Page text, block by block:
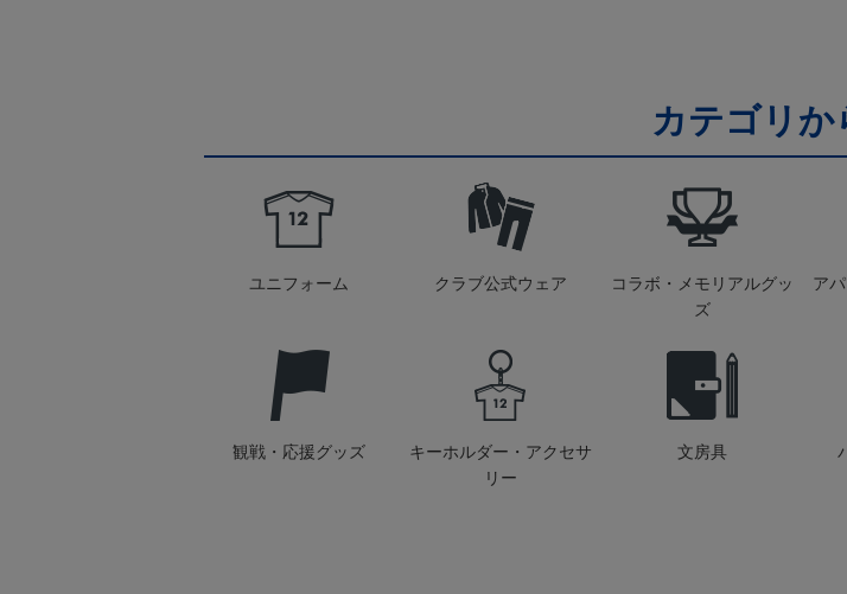
カテゴリか
ユニフォーム クラブ公式ウェア
コラボ・メモリアルグッ
ズ
ア
観戦・応援グッズ
キーホルダー・アクセサ
リー
文房具